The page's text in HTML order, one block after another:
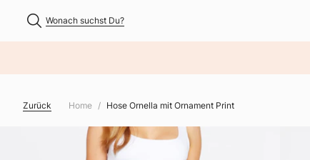
Wonach suchst Du?
Zurück Home Hose Ornella mit Ornament Print